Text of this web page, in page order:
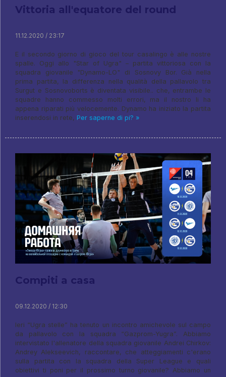
Vittoria all'equatore del round
11.12.2020 / 23:17
E il secondo giorno di gioco del tour casalingo è alle nostre
spalle. Oggi allo "Star of Ugra" – partita vittoriosa con la
squadra giovanile "Dynamo-LO" di Sosnovy Bor. Già nella
prima partita, la differenza nella qualità della pallavolo tra
Surgut e Sosnovoborts è diventata visibile.. che, entrambe le
squadre hanno commesso molti errori, ma il nostro li ha
appena riparati più velocemente. Dynamo ha iniziato la partita
inserendosi in rete, Per saperne di pi? »
Compiti a casa
09.12.2020 / 12:30
Ieri “Ugra stelle” ha tenuto un incontro amichevole sul campo
da pallavolo con la squadra “Gazprom-Yugra”. Abbiamo
intervistato l'allenatore della squadra giovanile Andrei Chirkov:
Andrey Alekseevich, raccontare, che atteggiamenti c'erano
sulla partita con la squadra della Super League e quali
obiettivi ti poni per il prossimo turno giovanile? Abbiamo un